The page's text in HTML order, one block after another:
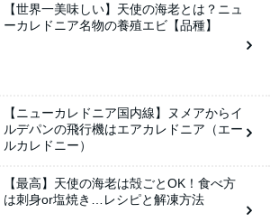
【世界一美味しい】天使の海老とは？ニュ
ーカレドニア名物の養殖エビ【品種】
【ニューカレドニア国内線】ヌメアからイ
ルデパンの飛行機はエアカレドニア（エー
ルカレドニー）
【最高】天使の海老は殻ごとOK！食べ方
は刺身or塩焼き…レシピと解凍方法